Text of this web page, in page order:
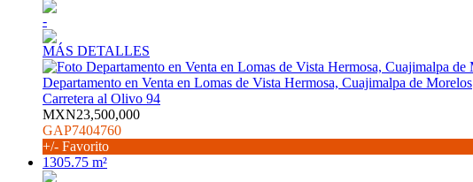
-
MÁS DETALLES
Departamento en Venta en Lomas de Vista Hermosa, Cuajimalpa de Morelos
Carretera al Olivo 94
MXN23,500,000
GAP7404760
+/- Favorito
1305.75 m²